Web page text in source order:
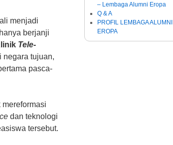
menjadi
berjanji
Tele-
negara tujuan,
pasca-
dan teknologi
tersebut.
– Lembaga Alumni Eropa
Q & A
PROFIL LEMBAGA ALUMNI
EROPA